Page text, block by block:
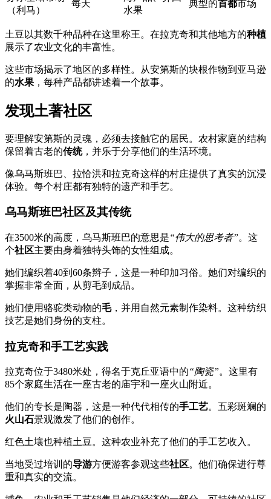
（利马）
每天
水果
典型的首都市场
土豆以其数千种品种在这里称王。在拉克奇和其他地方的种植
展示了农业文化的丰富性。
这些市场揭示了地区的多样性。从安第斯的块根作物到亚马逊
的水果 ，每种产品都讲述着一个故事。
发现土著社区
要理解安第斯的灵魂，必须去接触它的居民。农村家庭的结构
保留着古老的传统，并乐于分享他们的生活环境。
像乌马斯班巴、拉恰洪和拉克奇这样的村庄提供了真实的沉浸
体验。每个村庄都有独特的遗产和手艺。
乌马斯班巴社区及其传统
在3500米的高度，乌马斯班巴的意思是“伟大的思考者”。这
个社区主要由身着独特头饰的女性组成。
她们编织着40到60条辫子，这是一种印加习俗。她们对编织的
掌握非常全面，从剪毛到成品。
她们使用骆驼类动物的毛，并用自然元素制作染料。这种纺织
技艺是她们身份的支柱。
拉克奇和手工艺实践
拉克奇位于3480米处，得名于克丘亚语中的“陶瓷”。这里有
85个家庭生活在一座古老的庙宇和一座火山附近。
他们的专长是陶器，这是一种代代相传的手工艺。五彩斑斓的
火山石景观激发了他们的创作。
红色土壤也种植土豆。这种农业补充了他们的手工艺收入。
当地受过培训的导游方便游客参观这些社区。他们确保进行尊
重和真实的交流。